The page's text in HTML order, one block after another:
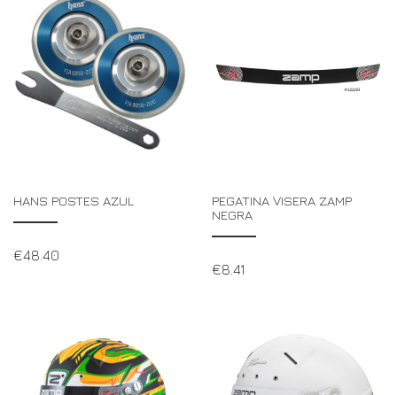
HANS POSTES AZUL
€48.40
PEGATINA VISERA ZAMP
NEGRA
€8.41